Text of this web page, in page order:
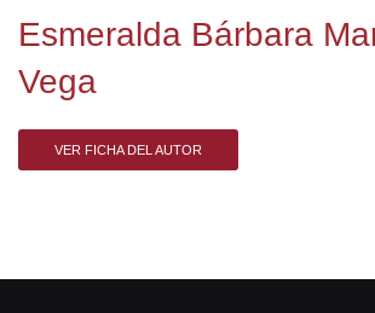
Esmeralda Bárbara
Vega
VER FICHA DEL AUTOR